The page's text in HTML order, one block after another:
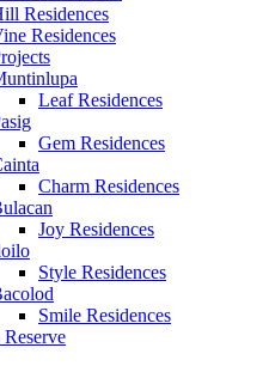
Residences
Residences
Leaf Residences
Gem Residences
Charm Residences
Joy Residences
Style Residences
Smile Residences